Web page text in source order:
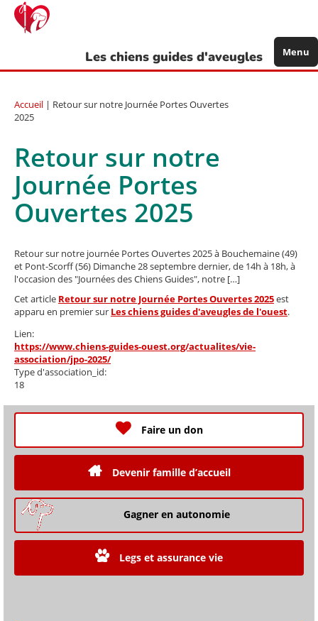
Aller
contenu
Les chiens guides d'aveugles Menu
Accueil | Retour sur notre Journée Portes Ouvertes
2025
Retour sur notre
Journée Portes
Ouvertes 2025
Retour sur notre journée Portes Ouvertes 2025 à Bouchemaine (49)
et Pont-Scorff (56) Dimanche 28 septembre dernier, de 14h à 18h, à
l'occasion des "Journées des Chiens Guides", notre […]
Cet article Retour sur notre Journée Portes Ouvertes 2025est
apparu en premier sur Les chiens guides d'aveugles de l'ouest.
Lien:
https://www.chiens-guides-ouest.org/actualites/vie-
association/jpo-2025/
Type d'association_id:
18
Faire un don
Devenir famille d’accueil
Gagner en autonomie
Legs et assurance vie